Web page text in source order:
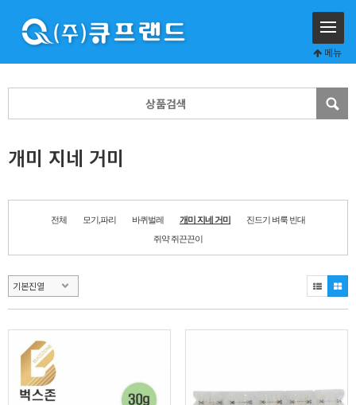
메뉴
개미 지네 거미
전체 모기,파리 바퀴벌레 개미 지네 거미
진드기 벼룩 빈대
쥐약 쥐끈끈이